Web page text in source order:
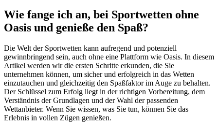
Wie fange ich an, bei Sportwetten ohne
Oasis und genieße den Spaß?
Die Welt der Sportwetten kann aufregend und potenziell
gewinnbringend sein, auch ohne eine Plattform wie Oasis. In diesem
Artikel werden wir die ersten Schritte erkunden, die Sie
unternehmen können, um sicher und erfolgreich in das Wetten
einzutauchen und gleichzeitig den Spaßfaktor im Auge zu behalten.
Der Schlüssel zum Erfolg liegt in der richtigen Vorbereitung, dem
Verständnis der Grundlagen und der Wahl der passenden
Wettanbieter. Wenn Sie wissen, was Sie tun, können Sie das
Erlebnis in vollen Zügen genießen.